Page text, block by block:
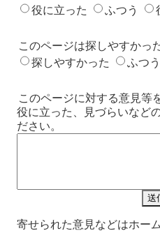
役に立った
ふつう
このページは探しやすかっ
探しやすかった
ふつう
このページに対する意見等
役に立った、見づらいなど
ださい。
寄せられた意見などはホー